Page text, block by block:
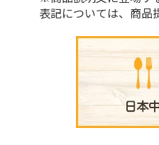
表記については、商品